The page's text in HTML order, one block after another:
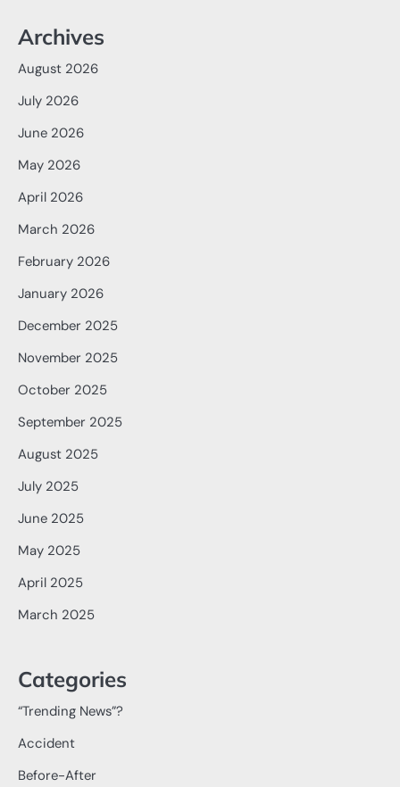
Archives
August 2026
July 2026
June 2026
May 2026
April 2026
March 2026
February 2026
January 2026
December 2025
November 2025
October 2025
September 2025
August 2025
July 2025
June 2025
May 2025
April 2025
March 2025
Categories
“Trending News”?
Accident
Before-After